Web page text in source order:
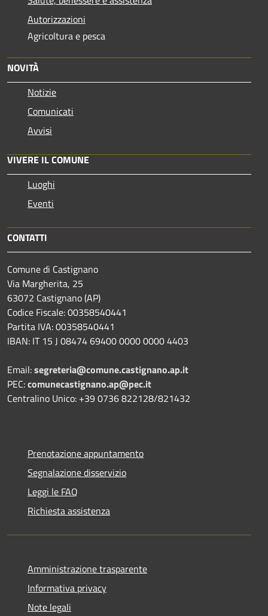
Autorizzazioni
Agricoltura e pesca
NOVITÀ
Notizie
Comunicati
Avvisi
VIVERE IL COMUNE
Luoghi
Eventi
CONTATTI
Comune di Castignano
Via Margherita, 25
63072 Castignano (AP)
Codice Fiscale: 00358540441
Partita IVA: 00358540441
IBAN: IT 15 J 08474 69400 0000 0000 4403
Email:segreteria@comune.castignano.ap.it
PEC:comunecastignano.ap@pec.it
Centralino Unico: +39 0736 822128/821432
Prenotazione appuntamento
Segnalazione disservizio
Leggi le FAQ
Richiesta assistenza
Amministrazione trasparente
Informativa privacy
Note legali